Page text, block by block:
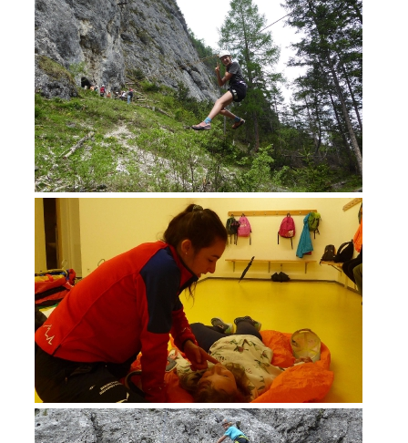
Being Member